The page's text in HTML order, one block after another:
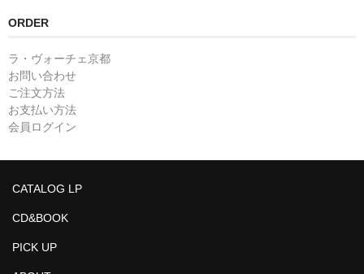
ORDER
ラ・ヴォーチェ京都
お問い合わせ
ご注文方法
お支払い方法
会員ログイン
CATALOG LP
CD&BOOK
PICK UP